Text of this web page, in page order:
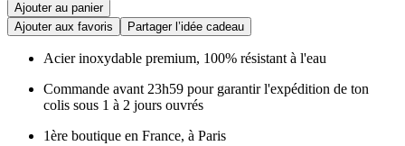
Ajouter au panier
Ajouter aux favoris
Partager l’idée cadeau
Acier inoxydable premium, 100% résistant à l'eau
Commande avant 23h59 pour garantir l'expédition de ton
colis sous 1 à 2 jours ouvrés
1ère boutique en France, à Paris